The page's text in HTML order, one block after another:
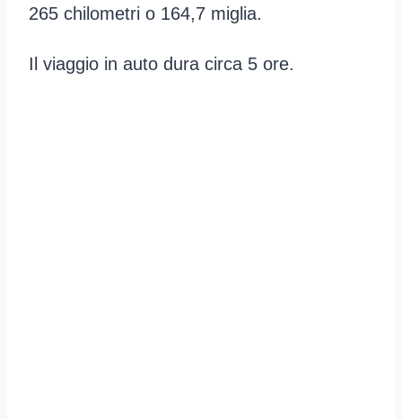
265 chilometri o 164,7 miglia.
Il viaggio in auto dura circa 5 ore.